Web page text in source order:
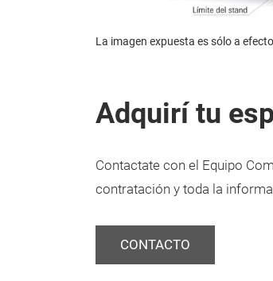
La imagen expuesta es sólo a
Adquirí tu
Contactate con el Equipo
contratación y toda la
CONTACTO